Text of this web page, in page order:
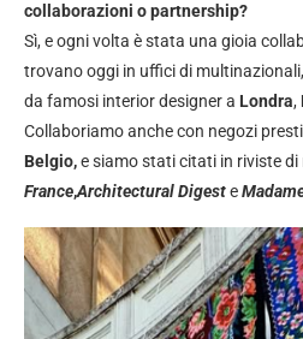
collaborazioni o partnership?
Sì, e ogni volta è stata una gioia
trovano oggi in uffici di
da famosi interior designer a Londra,
Collaboriamo anche con negozi
Belgio,e siamo stati citati in riviste di
France,Architectural Digeste